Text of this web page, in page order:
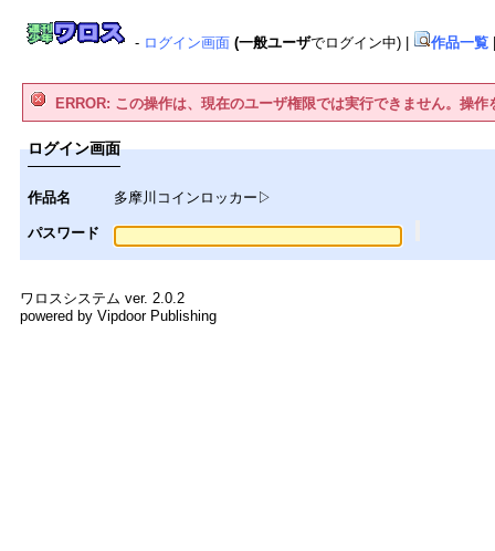
- ログイン画面 (一般ユーザでログイン中) 作品一覧
ERROR: この操作は、現在のユーザ権限では実行できません。操
ログイン画面
作品名 多摩川コインロッカー▷
パスワード
ワロスシステム ver. 2.0.2
powered by Vipdoor Publishing